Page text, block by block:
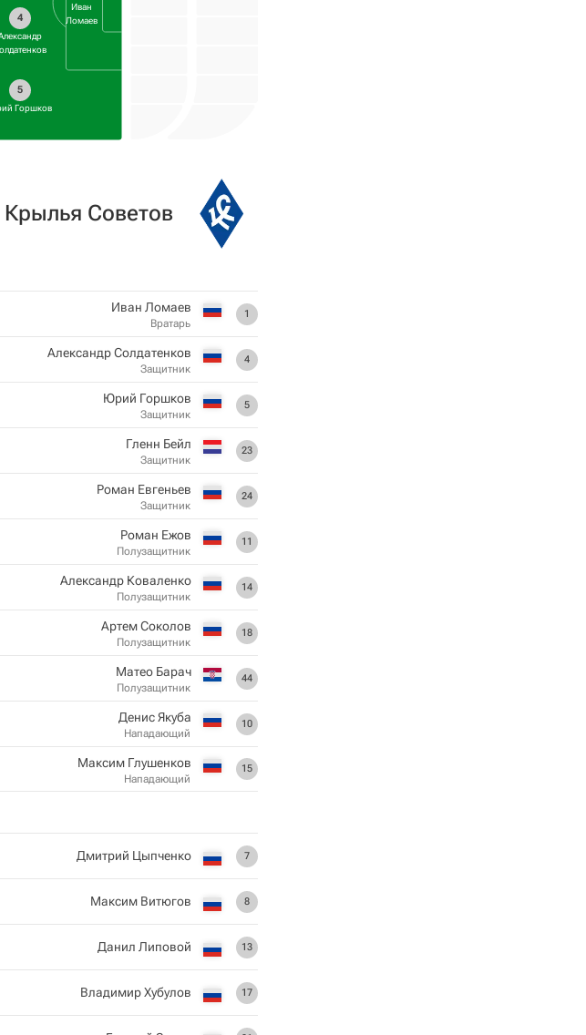
Иван
Ломаев
4
5
Горшков
Крылья Советов
1
Иван Ломаев
Вратарь
4
Александр Солдатенков
Защитник
5
Юрий Горшков
Защитник
23
Гленн Бейл
Защитник
24
Роман Евгеньев
Защитник
11
Роман Ежов
Полузащитник
14
Александр Коваленко
Полузащитник
18
Артем Соколов
Полузащитник
44
Матео Барач
Полузащитник
10
Денис Якуба
Нападающий
15
Максим Глушенков
Нападающий
7
Дмитрий Цыпченко
8
Максим Витюгов
13
Данил Липовой
17
Владимир Хубулов